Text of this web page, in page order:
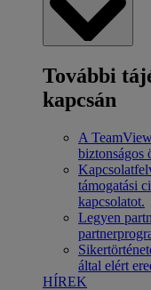
További
kapcsán
A
biztonságos
támogatási
kapcsolatot.
Legyen
által elért
HÍREK